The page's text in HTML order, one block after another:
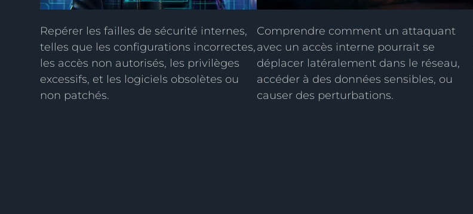
Repérer les failles de sécurité internes,
telles que les configurations incorrectes,
les accès non autorisés, les privilèges
excessifs, et les logiciels obsolètes ou
non patchés.
Comprendre comment un attaquant
avec un accès interne pourrait se
déplacer latéralement dans le réseau,
accéder à des données sensibles, ou
causer des perturbations.